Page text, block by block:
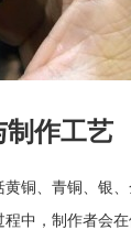
制作工艺
铜、青铜、银
中，制作者会